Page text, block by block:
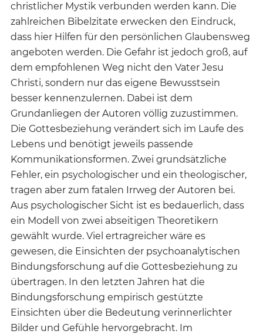
christlicher Mystik verbunden werden kann. Die
zahlreichen Bibelzitate erwecken den Eindruck,
dass hier Hilfen für den persönlichen Glaubensweg
angeboten werden. Die Gefahr ist jedoch groß, auf
dem empfohlenen Weg nicht den Vater Jesu
Christi, sondern nur das eigene Bewusstsein
besser kennenzulernen. Dabei ist dem
Grundanliegen der Autoren völlig zuzustimmen.
Die Gottesbeziehung verändert sich im Laufe des
Lebens und benötigt jeweils passende
Kommunikationsformen. Zwei grundsätzliche
Fehler, ein psychologischer und ein theologischer,
tragen aber zum fatalen Irrweg der Autoren bei.
Aus psychologischer Sicht ist es bedauerlich, dass
ein Modell von zwei abseitigen Theoretikern
gewählt wurde. Viel ertragreicher wäre es
gewesen, die Einsichten der psychoanalytischen
Bindungsforschung auf die Gottesbeziehung zu
übertragen. In den letzten Jahren hat die
Bindungsforschung empirisch gestützte
Einsichten über die Bedeutung verinnerlichter
Bilder und Gefühle hervorgebracht. Im